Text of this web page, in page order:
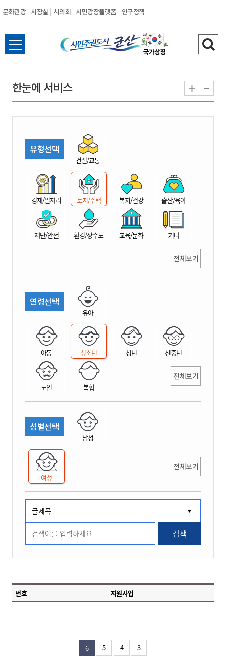
문화관광 시장실 시의회 시민광장플랫폼 인구정책
시
민
권
시
산
전
체
뉴
열
검
색
기
한눈에 서비스 + -
유형선택
건설/교통
경제/일자리 토지/주택 복지/건강 출산/육아
재난/안전 환경/상수도 교육/문화 기타
전체보기
연령선택
유아
아동 청소년 청년 신중년
노인 복합
전체보기
성별선택
남성
여성
전체보기
검색
번호 지원사업
6 5 4 3